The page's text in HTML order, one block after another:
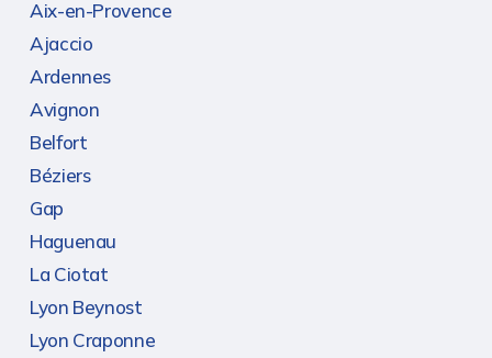
Aix-en-Provence
Ajaccio
Ardennes
Avignon
Belfort
Béziers
Gap
Haguenau
La Ciotat
Lyon Beynost
Lyon Craponne